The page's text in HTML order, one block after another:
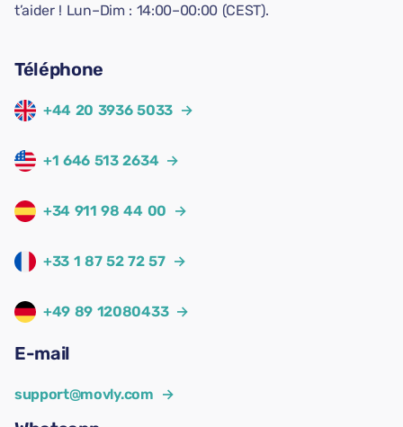
t’aider ! Lun–Dim : 14:00–00:00 (CEST).
Téléphone
+44 20 3936 5033 →
+1 646 513 2634 →
+34 911 98 44 00 →
+33 1 87 52 72 57 →
+49 89 12080433 →
E-mail
support@movly.com →